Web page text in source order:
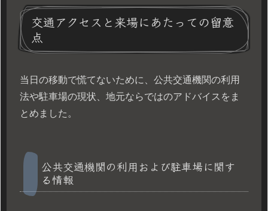
交通アクセスと来場にあたっての留意
点
当日の移動で慌てないために、公共交通機関の利用
法や駐車場の現状、地元ならではのアドバイスをま
とめました。
公共交通機関の利用および駐車場に関す
る情報